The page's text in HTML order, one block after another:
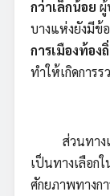
กว่าเล็กน้อย ผู้
บางแห่งยังมีข้
การเมืองท้อ
ทำให้เกิดการ
ส่วนทางเลื
เป็นทางเลือก
ศักยภาพทางก